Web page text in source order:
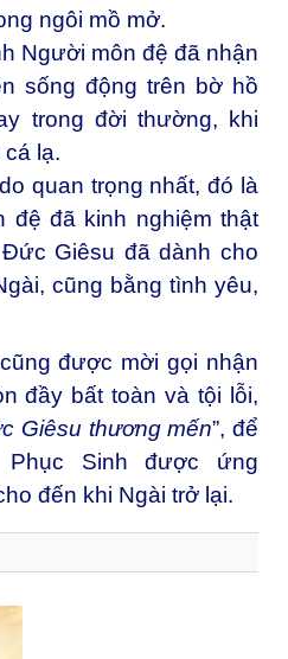
ngôi mồ mở.
Người môn đệ đã nhận
sống động trên bờ hồ
trong đời thường, khi
lạ.
quan trọng nhất, đó là
đệ đã kinh nghiệm thật
Giêsu đã dành cho
cũng bằng tình yêu,
được mời gọi nhận
đầy bất toàn và tội lỗi,
Giêsu thương mến”, để
Sinh được ứng
đến khi Ngài trở lại.